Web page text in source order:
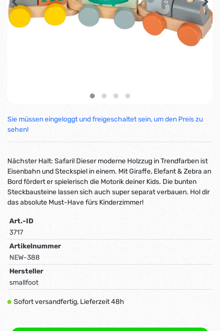
Sie müssen eingeloggt und freigeschaltet sein, um den Preis zu
sehen!
Nächster Halt: Safari! Dieser moderne Holzzug in Trendfarben ist
Eisenbahn und Steckspiel in einem. Mit Giraffe, Elefant & Zebra an
Bord fördert er spielerisch die Motorik deiner Kids. Die bunten
Steckbausteine lassen sich auch super separat verbauen. Hol dir
das absolute Must-Have fürs Kinderzimmer!
Art.-ID
3717
Artikelnummer
NEW-388
Hersteller
smallfoot
Sofort versandfertig, Lieferzeit 48h